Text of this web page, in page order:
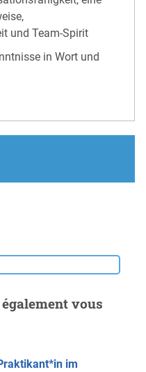
und Team-Spirit
in Wort und
vous
im